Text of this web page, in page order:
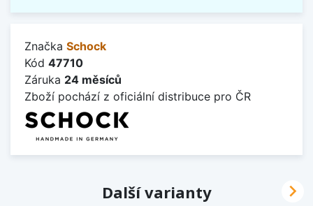
Značka Schock
Kód 47710
Záruka 24 měsíců
Zboží pochází z oficiální distribuce pro ČR
Další varianty 